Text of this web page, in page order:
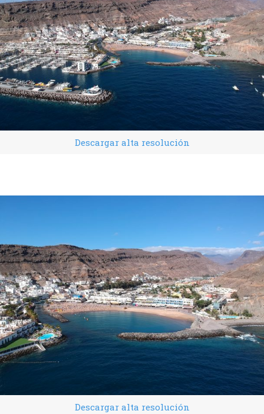
Descargar alta resolución
Descargar alta resolución